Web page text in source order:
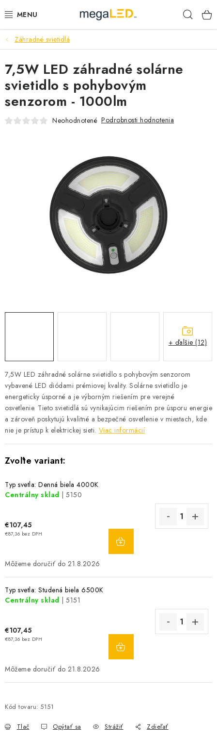
na
PRIEMYSEL
SVIETIDLÁ
ŽIAROVKY A TRUBICE
PRACOVNÉ SVIETIDLÁ
SAMSUNG SVIETIDLÁ
SOLÁRNE SYSTÉMY
SEZÓNNE VÝPREDAJE POĽNOPOTREBY
Reklamácie a formulár na odstúpenie od zmluvy
Obchodné podmienky
Podmienky ochrany osobných údajov
O nás - MEGALED & JANTON Zákamenné
Zľavy pre profíkov
Hodnotenie obchodu Moja objednávka
Záhradné svietidlá
7,5W LED záhradné solárne svietidlo s pohybovým senzorom
vybavené LED diódami prémiovej kvality. Solárne svietidlo je
energeticky úsporné a je výborným riešením pre verejné
osvetlenie. Tieto svietidlá sú vynikajúcim riešením pre úsporu energie
a zároveň poskytujú kvalitné a bezpečné osvetlenie v miestach, kde
nie je prístup k elektrickej sieti. Viac informácií
Typ svetla: Denná biela 4000K
Centrálny sklad
| 5150
€107,45
€87,36 bez DPH
21.8.2026
Typ svetla: Studená biela 6500K
Centrálny sklad
| 5151
€107,45
€87,36 bez DPH
21.8.2026
Kód tovaru: 5151
Tlač Opýtať sa Strážiť Zdieľať
7,5W LED záhradné solárne
svietidlo s pohybovým
senzorom - 1000lm
Neohodnotené Podrobnosti hodnotenia
+ ďalšie (12)